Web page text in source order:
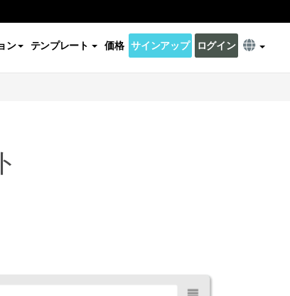
ン テンプレート 価格 サインアップ ログイン